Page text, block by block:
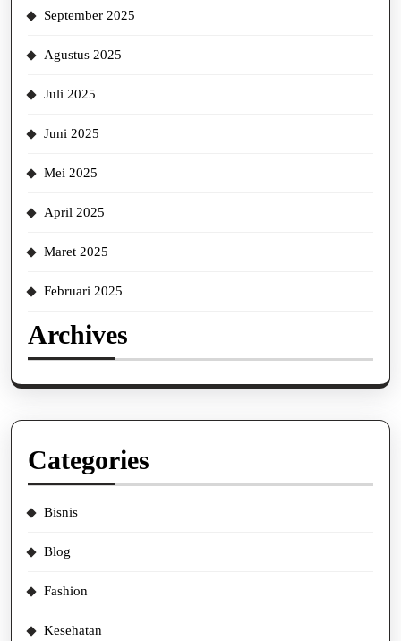
September 2025
Agustus 2025
Juli 2025
Juni 2025
Mei 2025
April 2025
Maret 2025
Februari 2025
Archives
Categories
Bisnis
Blog
Fashion
Kesehatan